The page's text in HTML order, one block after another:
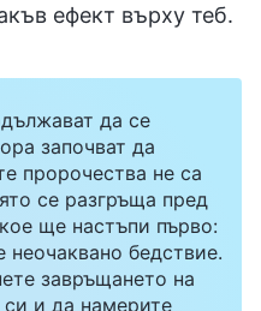
ефект върху теб.
да се
започват да
пророчества не са
се разгръща пред
ще настъпи първо:
бедствие.
завръщането на
и да намерите